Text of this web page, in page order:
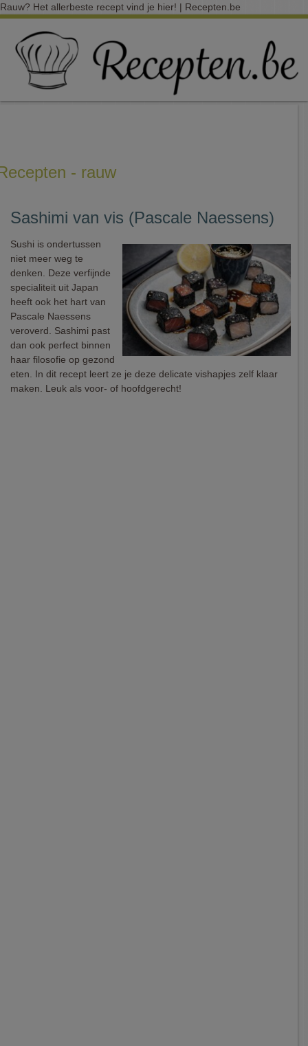
Rauw? Het allerbeste recept vind je hier! | Recepten.be
- rauw
Sashimi van vis (Pascale Naessens)
Sushi is ondertussen
niet meer weg te
denken. Deze verfijnde
specialiteit uit Japan
heeft ook het hart van
Pascale Naessens
veroverd. Sashimi past
dan ook perfect binnen
haar filosofie op gezond
eten. In dit recept leert ze je deze delicate vishapjes zelf klaar
maken. Leuk als voor- of hoofdgerecht!